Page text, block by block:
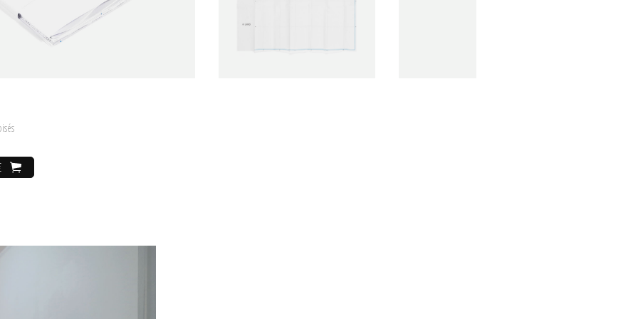
et le sens même de notre rapport aux territoires.
sonore de 48'32" intitulée
, simple
simplicité,Noeud d'arrêt
, confronte le spectateur à la notion